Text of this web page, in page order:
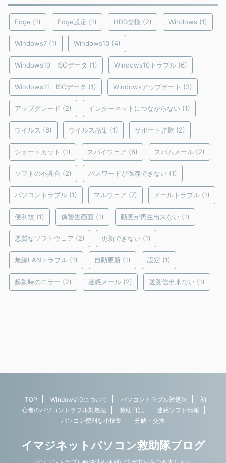
Edge (1) Edge設定 (1) HDD交換 (2) Windows (1)
Windows7 (1) Windows10 (4)
Windows10 ISOデータ (1) Windows10トラブル (6)
Windows11 ISOデータ (1) Windowsアップデート (3)
アップグレード (2) インターネットにつながらない (1)
ウイルス (6) ウイルス感染 (1) サポート詐欺 (2)
ショートカット (1) スパイウェア (8) スパムメール (2)
ソフトの不具合 (2) パスワードが保存できない (1)
パソコントラブル (1) マルウェア (7) メールトラブル (1)
便利技 (1) 偽警告画面 (1) 動画が再生出来ない (1)
悪質なソフトウェア (2) 更新できない (1)
無線LANトラブル (1) 自動更新 (1) 設定 (1)
起動時のエラー (2) 迷惑メール (2) 送受信出来ない (1)
TOP Windows10について パソコントラブル対処法
初
心者のパソコントラブル対処法
救助日記
迷惑ソフト情報
パソコン便利な小技集
分解・交換
イマジネットパソコン救助隊ブログ
Copyright© イマジネットパソコン救助隊ブログ ,